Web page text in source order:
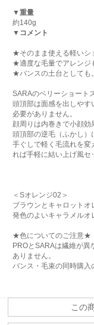
▼重量
約140g
▼コメント
★そのまま使える軽いシ
★適度な毛量でアレンジ
★バンスの土台としても。
SARAのベリーショート
頭頂部は面感を出しや
必要がありません。
顔周りは内巻きで小顔効
頭頂部の逆毛（ふかし）
手ぐしで軽く毛流れを
れば手軽に結い上げ風セ
＜Sオレンジ02＞
ブラウンとキャロットオ
発色のよいキャラメルオ
★色についてのご注意★
PROとSARAは繊維が異
ありません。
バンス・毛束の同時購入
この